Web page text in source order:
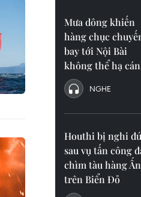
Mưa dông khiến
hàng chục
bay tới Nội Bài
không thể hạ
NGHE
Houthi bị nghi
sau vụ tấn công
chìm tàu hàng
trên Biển Đỏ